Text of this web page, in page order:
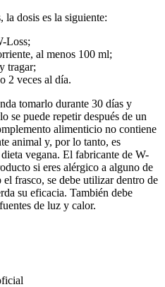
la dosis es la siguiente:
Loss;
al menos 100 ml;
tragar;
2 veces al día.
tomarlo durante 30 días y
se puede repetir después de un
alimenticio no contiene
animal y, por lo tanto, es
vegana. El fabricante de W-
si eres alérgico a alguno de
frasco, se debe utilizar dentro de
su eficacia. También debe
de luz y calor.